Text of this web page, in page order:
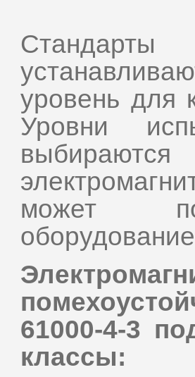
уровень для
Уровни
может
61000-4-3
классы: